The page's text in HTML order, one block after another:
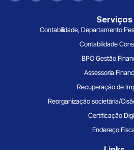
Serviços
Contabilidade, Departamento
Contabilidade
BPO Gestão
Assessoria
Recuperação de
Reorganização societária/
Certificação
Endereço